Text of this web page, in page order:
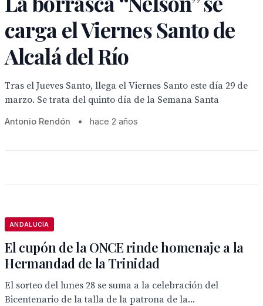
carga el Viernes Santo de
Alcalá del Río
Tras el Jueves Santo, llega el Viernes Santo este día 29 de
marzo. Se trata del quinto día de la Semana Santa
Antonio Rendón • hace 2 años
ANDALUCÍA
El cupón de la ONCE rinde homenaje a la
Hermandad de la Trinidad
El sorteo del lunes 28 se suma a la celebración del
Bicentenario de la talla de la patrona de la...